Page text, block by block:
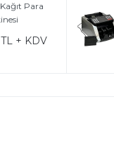
Para
+ KDV